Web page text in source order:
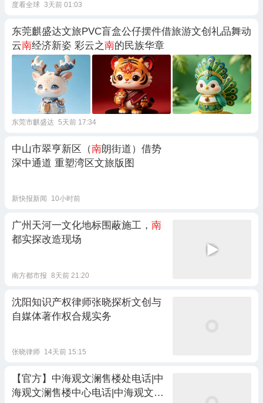
度看全球 3天前 01:03
东莞麒盛达文旅PVC盲盒公仔摆件借旅游文创礼品舞动
云南经济新姿 彩云之南的民族华章
东莞市麒盛达 5天前 17:34
中山市翠亨新区（南朗街道）借势
深中通道 重塑湾区文旅版图
新快报新闻 10小时前
广州天河一文化地标围蔽施工， 南
都实探改造现场
南方都市报 8天前 21:20
沈阳知识产权律师张晓探析文创与
自媒体著作权合规实务
张晓律师 14天前 15:15
【官方】中海观文澜售楼处电话|中
海观文澜售楼中心电话|中海观文澜